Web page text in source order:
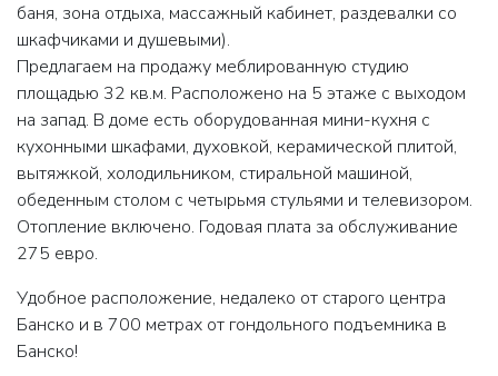
баня, зона отдыха, массажный кабинет, раздевалки со
шкафчиками и душевыми).
Предлагаем на продажу меблированную студию
площадью 32 кв.м. Расположено на 5 этаже с выходом
на запад. В доме есть оборудованная мини-кухня с
кухонными шкафами, духовкой, керамической плитой,
вытяжкой, холодильником, стиральной машиной,
обеденным столом с четырьмя стульями и телевизором.
Отопление включено. Годовая плата за обслуживание
275 евро.
Удобное расположение, недалеко от старого центра
Банско и в 700 метрах от гондольного подъемника в
Банско!